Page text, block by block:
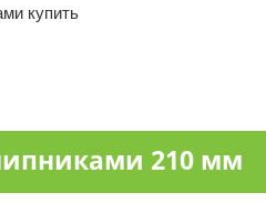
купить
210 мм